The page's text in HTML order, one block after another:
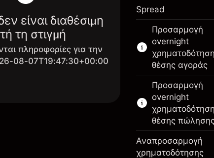
είναι διαθέσιμη
τη στιγμή
πληροφορίες για την
08-07T19:47:30+00:00
Αυτό το
διαθέσιμο για
Knock-outs.
Μάθετε
CFDs
Knock-outs
Spread
Προσαρμογή
overnight
χρηματοδότηση
θέσης αγοράς
Περιθώριο.
Προσαρμογή
overnight
χρηματοδότηση
θέσης
Αναπροσαρμογή
χρηματοδότησης